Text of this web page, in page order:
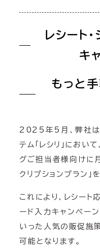
レシート
キ
もっと
2025年5月、弊社は
テム「レシリ」におい
グご担当者様向けに
クリプションプラン」
これにより、レシート
ード入力キャンペー
いった人気の販促施
可能となります。